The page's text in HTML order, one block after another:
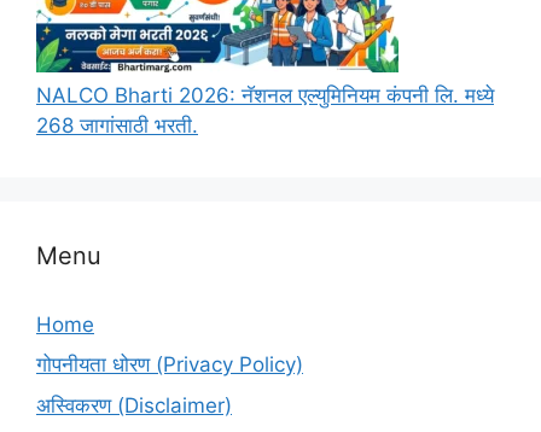
NALCO Bharti 2026: नॅशनल एल्युमिनियम कंपनी लि. मध्ये
268 जागांसाठी भरती.
Menu
Home
गोपनीयता धोरण (Privacy Policy)
अस्विकरण (Disclaimer)